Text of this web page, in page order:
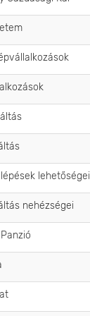
lehetőségei
nehézségei